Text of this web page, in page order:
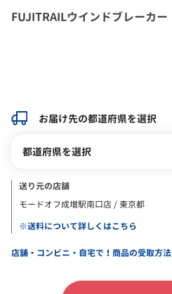
FUJITRAILウインドブレーカー
お届け先の都道府県を選択
都道府県を選択
送り元の店舗
モードオフ成増駅南口店 / 東京都
※送料について詳しくはこちら
店舗・コンビニ・自宅で！商品の受取方法